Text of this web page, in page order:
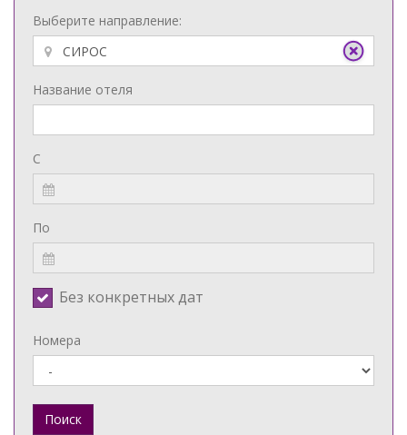
Выберите направление:
Название отеля
С
По
Без конкретных дат
Номера
Поиск